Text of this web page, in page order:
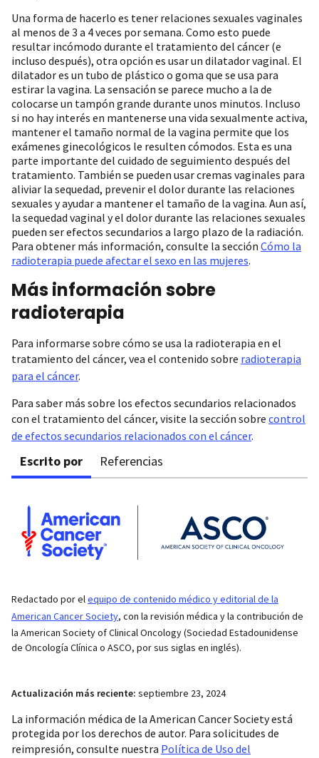
Una forma de hacerlo es tener relaciones sexuales vaginales
al menos de 3 a 4 veces por semana. Como esto puede
resultar incómodo durante el tratamiento del cáncer (e
incluso después), otra opción es usar un dilatador vaginal. El
dilatador es un tubo de plástico o goma que se usa para
estirar la vagina. La sensación se parece mucho a la de
colocarse un tampón grande durante unos minutos. Incluso
si no hay interés en mantenerse una vida sexualmente activa,
mantener el tamaño normal de la vagina permite que los
exámenes ginecológicos le resulten cómodos. Esta es una
parte importante del cuidado de seguimiento después del
tratamiento. También se pueden usar cremas vaginales para
aliviar la sequedad, prevenir el dolor durante las relaciones
sexuales y ayudar a mantener el tamaño de la vagina. Aun así,
la sequedad vaginal y el dolor durante las relaciones sexuales
pueden ser efectos secundarios a largo plazo de la radiación.
Para obtener más información, consulte la sección Cómo la
radioterapia puede afectar el sexo en las mujeres.
Más información sobre
radioterapia
Para informarse sobre cómo se usa la radioterapia en el
tratamiento del cáncer, vea el contenido sobre radioterapia
para el cáncer.
Para saber más sobre los efectos secundarios relacionados
con el tratamiento del cáncer, visite la sección sobre control
de efectos secundarios relacionados con el cáncer.
Escrito por Referencias
Redactado por elequipo de contenido médico y editorial de la
American Cancer Society, con la revisión médica y la contribución de
la American Society of Clinical Oncology (Sociedad Estadounidense
de Oncología Clínica o ASCO, por sus siglas en inglés).
Actualización más reciente: septiembre 23, 2024
La información médica de la American Cancer Society está
protegida por los derechos de autor. Para solicitudes de
reimpresión, consulte nuestra Política de Uso del